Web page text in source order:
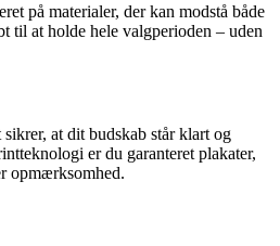
på materialer, der kan modstå både
til at holde hele valgperioden – uden
at dit budskab står klart og
er du garanteret plakater,
opmærksomhed.